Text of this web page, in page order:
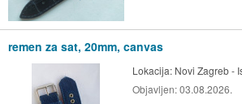
remen za sat, 20mm, canvas
Lokacija: Novi Zagreb -
Objavljen:03.08.2026.